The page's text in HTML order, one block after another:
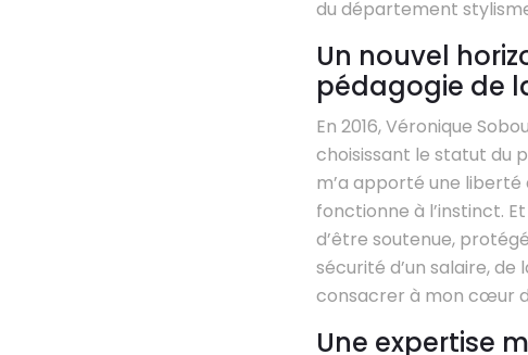
du département
Un nouvel
pédagogie de
En 2016, Véronique
choisissant le statut du
m’a apporté une liberté
fonctionne à l’instinct.
d’être soutenue,
sécurité d’un salaire,
consacrer à mon cœur
Une expertise